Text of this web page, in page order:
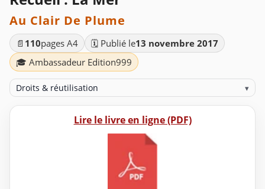
Au Clair De Plume
📄 110pages A4 🗓️ Publié le13 novembre 2017
🎓 Ambassadeur Edition999
Droits & réutilisation ▾
Lire le livre en ligne (PDF)